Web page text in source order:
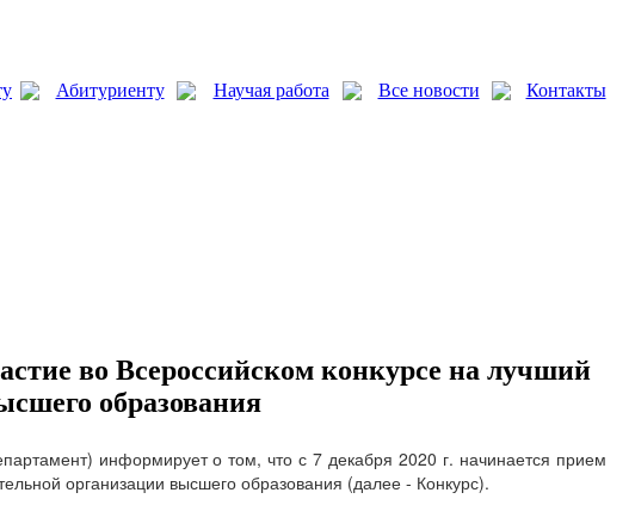
Абитуриенту Научая работа Все новости Контакты
во Всероссийском конкурсе на лучший
образования
информирует о том, что с 7 декабря 2020 г. начинается прием
организации высшего образования (далее - Конкурс).